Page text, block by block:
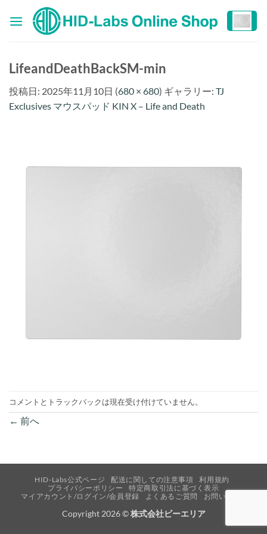
LifeandDeathBackSM-min
投稿日: 2025年11月10日 (680 × 680) ギャラリー: TJ
Exclusives マウスパッド KIN X – Life and Death
コメントとトラックバックは現在受け付けていません。
← 前へ
HID-Labs公式ページ 配送に関しての注意事項
利用規約
プライバシーポリシー
特定商取引法に基づく表示
マイアカウント/ログイン/会員登録
よくあるご質問 お問い合わせ
Copyright 2026 ©株式会社ビーエリア